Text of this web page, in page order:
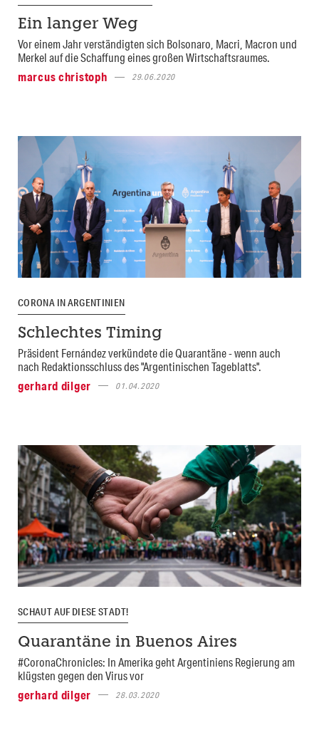
Ein langer Weg
Vor einem Jahr verständigten sich Bolsonaro, Macri, Macron und
Merkel auf die Schaffung eines großen Wirtschaftsraumes.
marcus christoph
29.06.2020
CORONA IN ARGENTINIEN
Schlechtes Timing
Präsident Fernández verkündete die Quarantäne - wenn auch
nach Redaktionsschluss des "Argentinischen Tageblatts".
gerhard dilger
01.04.2020
SCHAUT AUF DIESE STADT!
Quarantäne in Buenos Aires
#CoronaChronicles: In Amerika geht Argentiniens Regierung am
klügsten gegen den Virus vor
gerhard dilger
28.03.2020